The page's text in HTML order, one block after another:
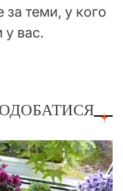
теми, у кого
у вас.